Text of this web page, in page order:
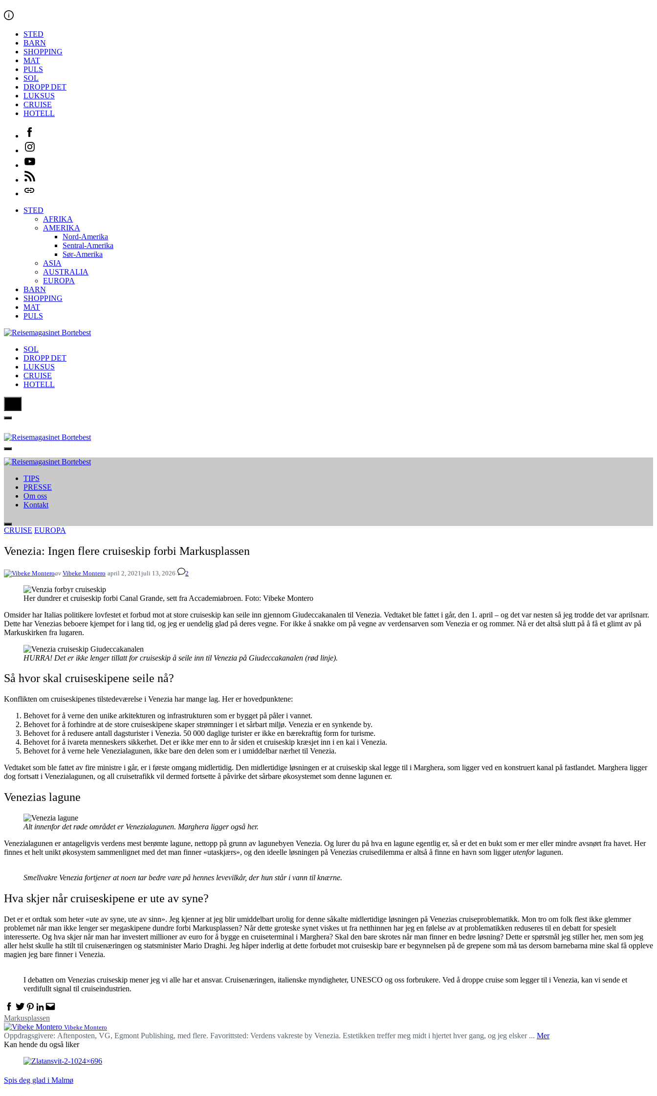
til
STED
BARN
SHOPPING
MAT
PULS
SOL
DROPP DET
LUKSUS
CRUISE
HOTELL
Facebook
Instagram
Youtube
Feed
Login
STED
AFRIKA
AMERIKA
Nord-Amerika
Sentral-Amerika
Sør-Amerika
ASIA
AUSTRALIA
EUROPA
BARN
SHOPPING
MAT
PULS
SOL
DROPP DET
LUKSUS
CRUISE
HOTELL
TIPS
PRESSE
Om oss
Kontakt
CRUISE EUROPA
Venezia: Ingen flere cruiseskip forbi Markusplassen
av Vibeke Montero april 2, 2021 juli 13, 2026 2
Her dundrer et cruiseskip forbi Canal Grande, sett fra Accademiabroen. Foto: Vibeke Montero
Omsider har Italias politikere lovfestet et forbud mot at store cruiseskip kan seile inn gjennom Giudeccakanalen til Venezia. Vedtaket ble fattet i går, den 1. april – og det var nesten så jeg trodde det var aprilsnarr.
Dette har Venezias beboere kjempet for i lang tid, og jeg er uendelig glad på deres vegne. For ikke å snakke om på vegne av verdensarven som Venezia er og rommer. Nå er det altså slutt på å få et glimt av på
Markuskirken fra lugaren.
HURRA! Det er ikke lenger tillatt for cruiseskip å seile inn til Venezia på Giudeccakanalen (rød linje).
Så hvor skal cruiseskipene seile nå?
Konflikten om cruiseskipenes tilstedeværelse i Venezia har mange lag. Her er hovedpunktene:
Behovet for å verne den unike arkitekturen og infrastrukturen som er bygget på påler i vannet.
Behovet for å forhindre at de store cruiseskipene skaper strømninger i et sårbart miljø. Venezia er en synkende by.
Behovet for å redusere antall dagsturister i Venezia. 50 000 daglige turister er ikke en bærekraftig form for turisme.
Behovet for å ivareta menneskers sikkerhet. Det er ikke mer enn to år siden et cruiseskip kræsjet inn i en kai i Venezia.
Behovet for å verne hele Venezialagunen, ikke bare den delen som er i umiddelbar nærhet til Venezia.
Vedtaket som ble fattet av fire ministre i går, er i første omgang midlertidig. Den midlertidige løsningen er at cruiseskip skal legge til i Marghera, som ligger ved en konstruert kanal på fastlandet. Marghera ligger
dog fortsatt i Venezialagunen, og all cruisetrafikk vil dermed fortsette å påvirke det sårbare økosystemet som denne lagunen er.
Venezias lagune
Alt innenfor det røde området er Venezialagunen. Marghera ligger også her.
Venezialagunen er antageligvis verdens mest berømte lagune, nettopp på grunn av lagunebyen Venezia. Og lurer du på hva en lagune egentlig er, så er det en bukt som er mer eller mindre avsnørt fra havet. Her
finnes et helt unikt økosystem sammenlignet med det man finner «utaskjærs», og den ideelle løsningen på Venezias cruisedilemma er altså å finne en havn som liggerutenforlagunen.
Smellvakre Venezia fortjener at noen tar bedre vare på hennes levevilkår, der hun står i vann til knærne.
Hva skjer når cruiseskipene er ute av syne?
Det er et ordtak som heter «ute av syne, ute av sinn». Jeg kjenner at jeg blir umiddelbart urolig for denne såkalte midlertidige løsningen på Venezias cruiseproblematikk. Mon tro om folk flest ikke glemmer
problemet når man ikke lenger ser megaskipene dundre forbi Markusplassen? Når dette groteske synet viskes ut fra netthinnen har jeg en følelse av at problematikken reduseres til en debatt for spesielt
interesserte. Og hva skjer når man har investert millioner av euro for å bygge en cruiseterminal i Marghera? Skal den bare skrotes når man finner en bedre løsning? Dette er spørsmål jeg stiller her, men som jeg
aller helst skulle ha stilt til cruisenæringen og statsminister Mario Draghi. Jeg håper inderlig at dette forbudet mot cruiseskip bare er begynnelsen på de grepene som må tas dersom barnebarna mine skal få oppleve
magien jeg bare finner i Venezia.
I debatten om Venezias cruiseskip mener jeg vi alle har et ansvar. Cruisenæringen, italienske myndigheter, UNESCO og oss forbrukere. Ved å droppe cruise som legger til i Venezia, kan vi sende et
verdifullt signal til cruiseindustrien.
Facebook
TwitterPinterest
Linkedin
Email
Markusplassen
Vibeke Montero
Oppdragsgivere: Aftenposten, VG, Egmont Publishing, med flere. Favorittsted: Verdens vakreste by Venezia. Estetikken treffer meg midt i hjertet hver gang, og jeg elsker ... Mer
Kan hende du også liker
Spis deg glad i Malmø